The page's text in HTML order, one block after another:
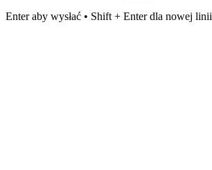
Enter aby wysłać • Shift + Enter dla nowej linii